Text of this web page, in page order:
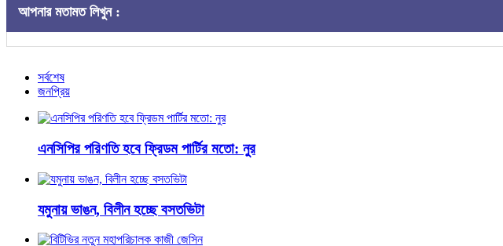
আপনার মতামত লিখুন :
সর্বশেষ
জনপ্রিয়
এনসিপির পরিণতি হবে ফ্রিডম পার্টির মতো: নুর
যমুনায় ভাঙন, বিলীন হচ্ছে বসতভিটা